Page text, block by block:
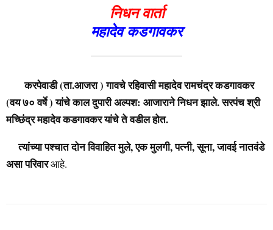
निधन वार्ता
महादेव कडगावकर
करपेवाडी (ता.आजरा ) गावचे रहिवासी महादेव रामचंद्र कडगावकर
(वय ७० वर्षे ) यांचे काल दुपारी अल्पश: आजाराने निधन झाले. सरपंच श्री
मच्छिंद्र महादेव कडगावकर यांचे ते वडील होत.
त्यांच्या पश्चात दोन विवाहित मुले, एक मुलगी, पत्नी, सूना, जावई नातवंडे
असा परिवारआहे.